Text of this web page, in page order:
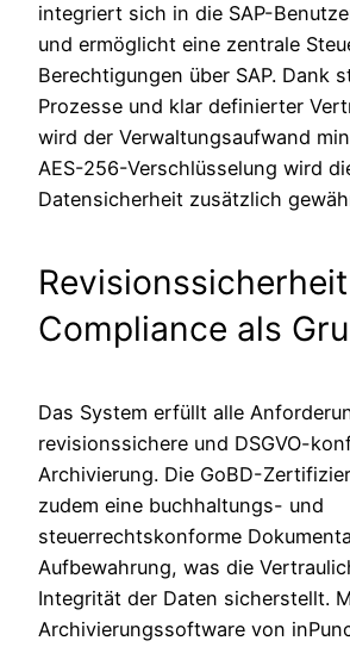
integriert sich in die SAP-
und ermöglicht eine zentrale
Berechtigungen über SAP. Dank
Prozesse und klar definierter
wird der Verwaltungsaufwand
AES-256-Verschlüsselung wird
Datensicherheit zusätzlich
Compliance als
Das System erfüllt alle
revisionssichere und DSGVO-
Archivierung. Die GoBD-
zudem eine buchhaltungs- und
steuerrechtskonforme
Aufbewahrung, was die
Integrität der Daten sicherstellt.
Archivierungssoftware von